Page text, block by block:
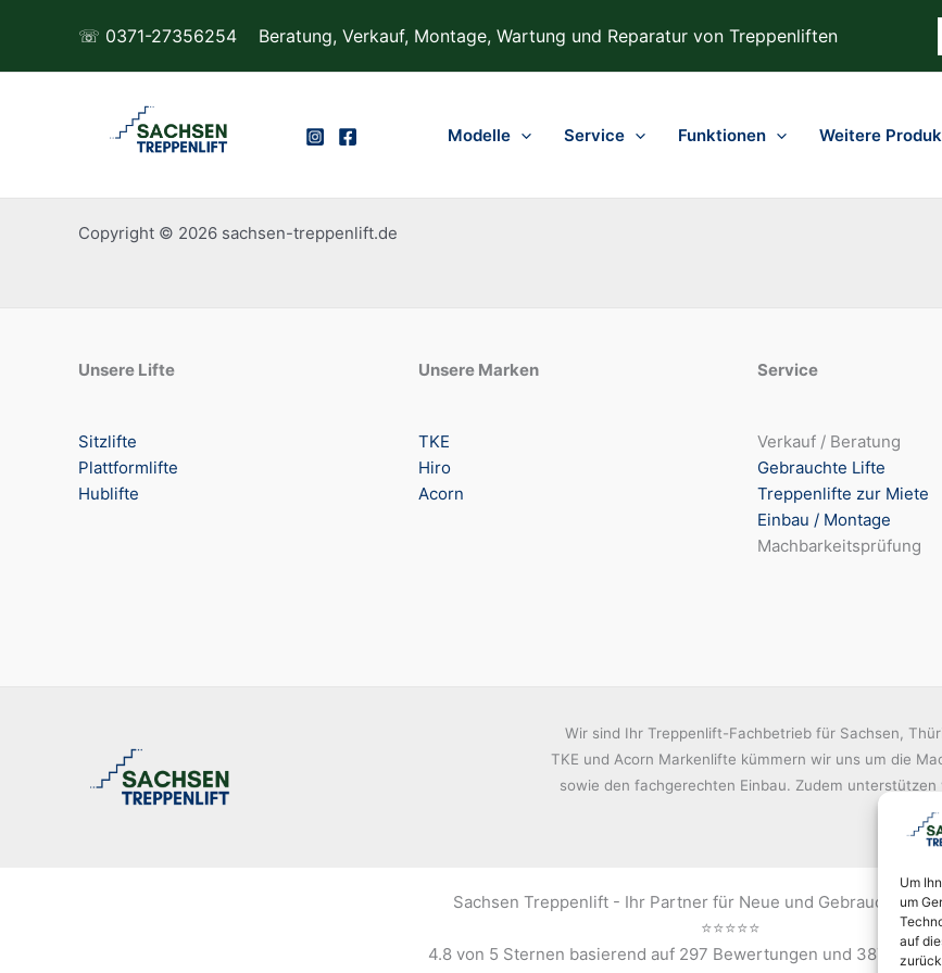
Um
um
auf
☏ 0371-27356254 Beratung, Verkauf, Montage, Wartung und Reparatur von Treppenliften
Modelle Service Funktionen Weitere
Copyright © 2026 sachsen-treppenlift.de
Unsere Lifte
Sitzlifte
Plattformlifte
Hublifte
Unsere Marken
TKE
Hiro
Acorn
Service
Verkauf / Beratung
Gebrauchte Lifte
Treppenlifte zur Miete
Einbau / Montage
Machbarkeitsprüfung
Wir sind Ihr Treppenlift-Fachbetrieb für Sachsen,
TKE und Acorn Markenlifte kümmern wir uns um die
sowie den fachgerechten Einbau. Zudem
Sachsen Treppenlift - Ihr Partner für Neue und Gebrauchte
⭐⭐⭐⭐⭐
4.8 von 5 Sternen basierend auf 297 Bewertungen und 387